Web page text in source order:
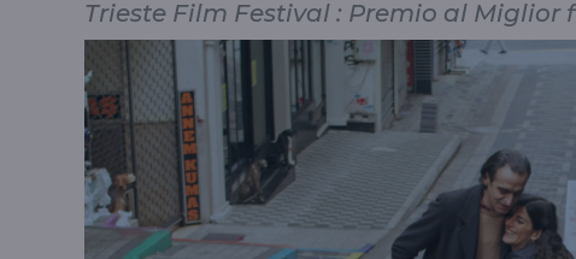
Trieste Film Festival : Premio al Miglior